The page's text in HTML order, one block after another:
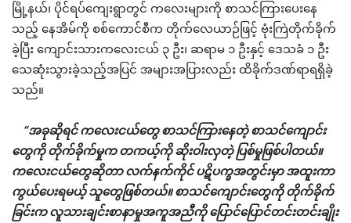
မြို့နယ်၊ ပိုင်ရပ်ကျေးရွာတွင် ကလေးများကို စာသင်ကြားပေးနေ
သည့် နေအိမ်ကို စစ်ကောင်စီက တိုက်လေယာဉ်ဖြင့် ဗုံးကြဲတိုက်ခိုက်
ခဲ့ပြီး ကျောင်းသားကလေးငယ် ၃ ဦး၊ ဆရာမ ၁ ဦးနှင့် ဒေသခံ ၁ ဦး
သေဆုံးသွားခဲ့သည့်အပြင် အများအပြားလည်း ထိခိုက်ဒဏ်ရာရရှိခဲ့
သည်။
“အခုဆိုရင် ကလေးငယ်တွေ စာသင်ကြားနေတဲ့ စာသင်ကျောင်း
တွေကို တိုက်ခိုက်မှုက တကယ့်ကို ဆိုးဝါးလှတဲ့ ပြစ်မှုဖြစ်ပါတယ်။
ကလေးငယ်တွေဆိုတာ လက်နက်ကိုင် ပဋိပက္ခအတွင်းမှာ အထူးကာ
ကွယ်ပေးရမယ့် သူတွေဖြစ်တယ်။ စာသင်ကျောင်းတွေကို တိုက်ခိုက်
ခြင်းက လူသားချင်းစာနာမှုအကူအညီကို ပြောင်ပြောင်တင်းတင်းချိုး